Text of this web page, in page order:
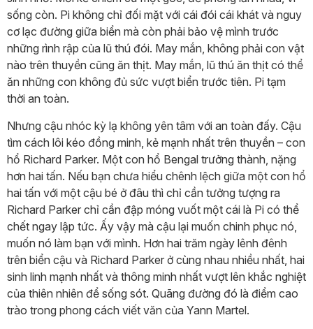
sống còn. Pi không chỉ đối mặt với cái đói cái khát và nguy
cơ lạc đường giữa biển mà còn phải bảo vệ mình trước
những rình rập của lũ thú đói. May mắn, không phải con vật
nào trên thuyền cũng ăn thịt. May mắn, lũ thú ăn thịt có thể
ăn những con không đủ sức vượt biển trước tiên. Pi tạm
thời an toàn.
Nhưng cậu nhóc kỳ lạ không yên tâm với an toàn đấy. Cậu
tìm cách lôi kéo đồng minh, kẻ mạnh nhất trên thuyền – con
hổ Richard Parker. Một con hổ Bengal trưởng thành, nặng
hơn hai tấn. Nếu bạn chưa hiểu chênh lệch giữa một con hổ
hai tấn với một cậu bé ở đâu thì chỉ cần tưởng tượng ra
Richard Parker chỉ cần đập móng vuốt một cái là Pi có thể
chết ngay lập tức. Ấy vậy mà cậu lại muốn chinh phục nó,
muốn nó làm bạn với mình. Hơn hai trăm ngày lênh đênh
trên biển cậu và Richard Parker ở cùng nhau nhiều nhất, hai
sinh linh mạnh nhất và thông minh nhất vượt lên khắc nghiệt
của thiên nhiên để sống sót. Quãng đường đó là điểm cao
trào trong phong cách viết văn của Yann Martel.